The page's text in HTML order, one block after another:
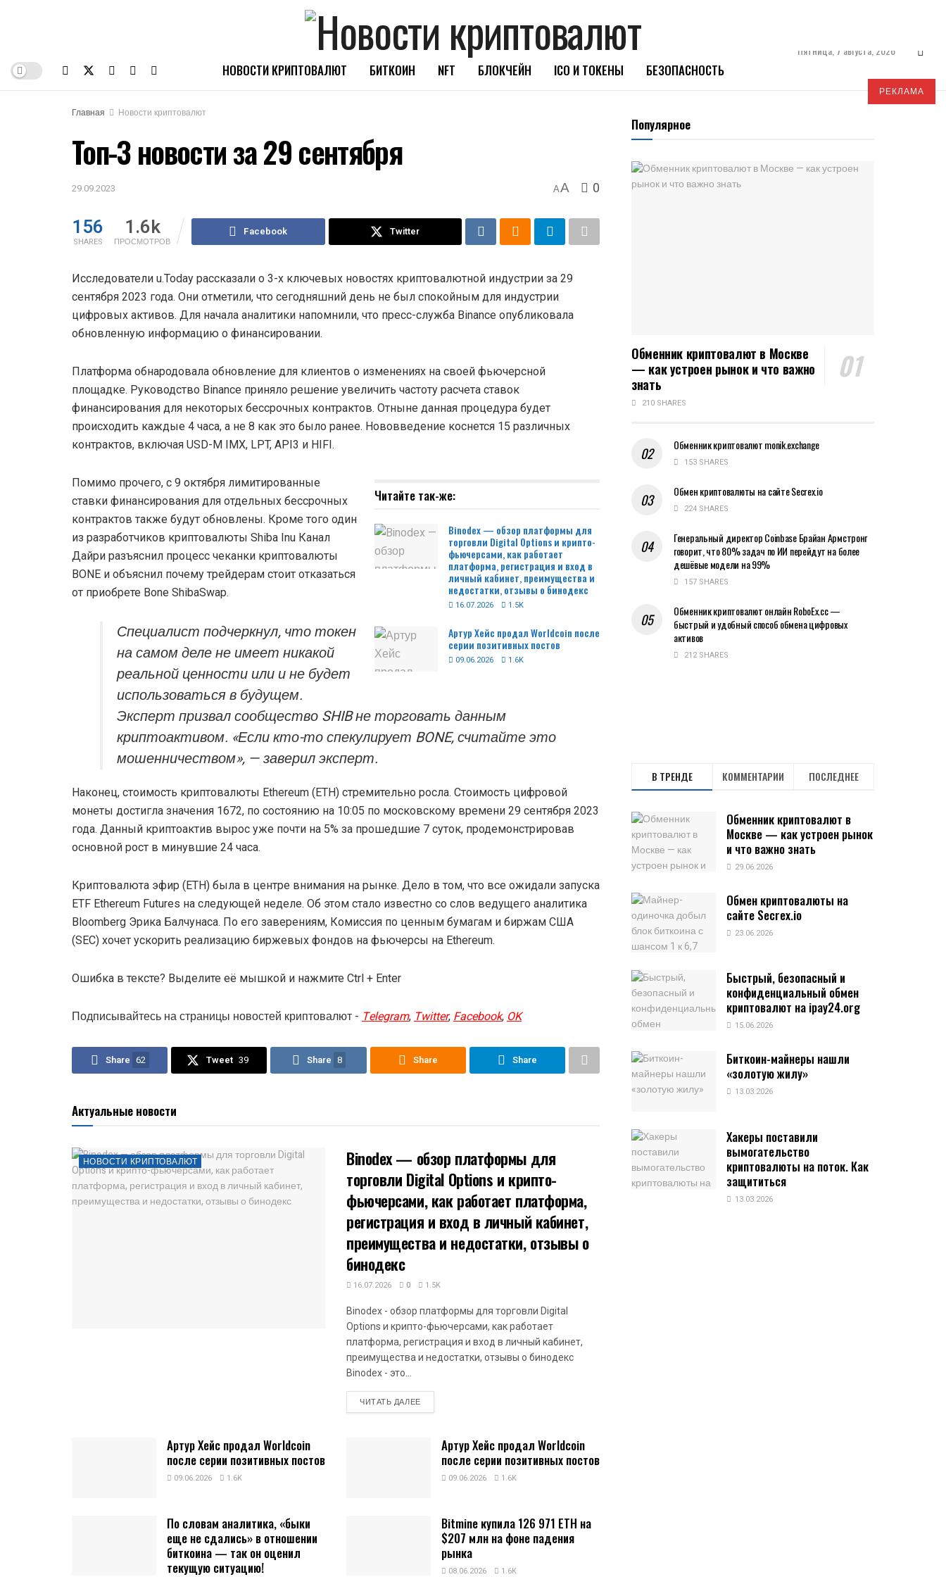
НОВОСТИ КРИПТОВАЛЮТ БИТКОИН NFT БЛОКЧЕЙН ICO И ТОКЕНЫ БЕЗОПАСНОСТЬ
Пятница, 7 августа, 2026
РЕКЛАМА
Главная
Новости криптовалют
Топ-3 новости за 29 сентября
29.09.2023 AA 0
156
SHARES
1.6k
ПРОСМОТРОВ
Facebook Twitter
Исследователи u.Today рассказали о 3-х ключевых новостях криптовалютной индустрии за 29
сентября 2023 года. Они отметили, что сегодняшний день не был спокойным для индустрии
цифровых активов. Для начала аналитики напомнили, что пресс-служба Binance опубликовала
обновленную информацию о финансировании.
Платформа обнародовала обновление для клиентов о изменениях на своей фьючерсной
площадке. Руководство Binance приняло решение увеличить частоту расчета ставок
финансирования для некоторых бессрочных контрактов. Отныне данная процедура будет
происходить каждые 4 часа, а не 8 как это было ранее. Нововведение коснется 15 различных
контрактов, включая USD-M IMX, LPT, API3 и HIFI.
Читайте так-же:
Binodex — обзор платформы для
торговли Digital Options и крипто-
фьючерсами, как работает
платформа, регистрация и вход в
личный кабинет, преимущества и
недостатки, отзывы о бинодекс
16.07.2026 1.5K
Артур Хейс продал Worldcoin после
серии позитивных постов
09.06.2026 1.6K
Помимо прочего, с 9 октября лимитированные
ставки финансирования для отдельных бессрочных
контрактов также будут обновлены. Кроме того один
из разработчиков криптовалюты Shiba Inu Канал
Дайри разъяснил процесс чеканки криптовалюты
BONE и объяснил почему трейдерам стоит отказаться
от приобрете Bone ShibaSwap.
Специалист подчеркнул, что токен
на самом деле не имеет никакой
реальной ценности или и не будет
использоваться в будущем.
Эксперт призвал сообщество SHIB не торговать данным
криптоактивом. «Если кто-то спекулирует BONE, считайте это
мошенничеством», — заверил эксперт.
Наконец, стоимость криптовалюты Ethereum (ETH) стремительно росла. Стоимость цифровой
монеты достигла значения 1672, по состоянию на 10:05 по московскому времени 29 сентября 2023
года. Данный криптоактив вырос уже почти на 5% за прошедшие 7 суток, продемонстрировав
основной рост в минувшие 24 часа.
Криптовалюта эфир (ETH) была в центре внимания на рынке. Дело в том, что все ожидали запуска
ETF Ethereum Futures на следующей неделе. Об этом стало известно со слов ведущего аналитика
Bloomberg Эрика Балчунаса. По его заверениям, Комиссия по ценным бумагам и биржам США
(SEC) хочет ускорить реализацию биржевых фондов на фьючерсы на Ethereum.
Ошибка в тексте? Выделите её мышкой и нажмите Ctrl + Enter
Подписывайтесь на страницы новостей криптовалют - Telegram, Twitter, Facebook, OK
Share 62 Tweet 39 Share 8 Share Share
Актуальные новости
НОВОСТИ КРИПТОВАЛЮТ
Binodex — обзор платформы для
торговли Digital Options и крипто-
фьючерсами, как работает платформа,
регистрация и вход в личный кабинет,
преимущества и недостатки, отзывы о
бинодекс
16.07.2026 0 1.5K
Binodex - обзор платформы для торговли Digital
Options и крипто-фьючерсами, как работает
платформа, регистрация и вход в личный кабинет,
преимущества и недостатки, отзывы о бинодекс
Binodex - это...
ЧИТАТЬ ДАЛЕЕDETAILS
Артур Хейс продал Worldcoin
после серии позитивных постов
09.06.2026 1.6K
Артур Хейс продал Worldcoin
после серии позитивных постов
09.06.2026 1.6K
По словам аналитика, «быки
еще не сдались» в отношении
биткоина — так он оценил
текущую ситуацию!
Bitmine купила 126 971 ETH на
$207 млн на фоне падения
рынка
08.06.2026 1.6K
Популярное
Обменник криптовалют в Москве
— как устроен рынок и что важно
знать
210 SHARES
Обменник криптовалют monik.exchange
153 SHARES
Обмен криптовалюты на сайте Secrex.io
224 SHARES
Генеральный директор Coinbase Брайан Армстронг
говорит, что 80% задач по ИИ перейдут на более
дешёвые модели на 99%
157 SHARES
Обменник криптовалют онлайн RoboEx.cc —
быстрый и удобный способ обмена цифровых
активов
212 SHARES
В ТРЕНДЕ КОММЕНТАРИИ ПОСЛЕДНЕЕ
Обменник криптовалют в
Москве — как устроен рынок
и что важно знать
29.06.2026
Обмен криптовалюты на
сайте Secrex.io
23.06.2026
Быстрый, безопасный и
конфиденциальный обмен
криптовалют на ipay24.org
15.06.2026
Биткоин-майнеры нашли
«золотую жилу»
13.03.2026
Хакеры поставили
вымогательство
криптовалюты на поток. Как
защититься
13.03.2026